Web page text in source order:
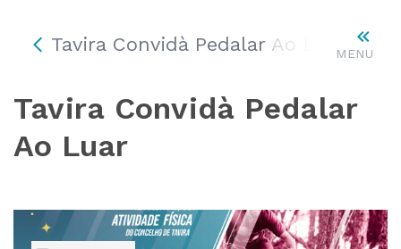
MENU
Tavira Convidà Pedalar Ao Luar
Tavira Convidà Pedalar
Ao Luar